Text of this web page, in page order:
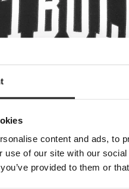
content and ads, to
use of our site with our
provided to them or